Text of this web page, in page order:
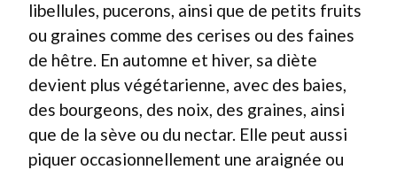
libellules, pucerons, ainsi que de petits fruits
ou graines comme des cerises ou des faines
de hêtre. En automne et hiver, sa diète
devient plus végétarienne, avec des baies,
des bourgeons, des noix, des graines, ainsi
que de la sève ou du nectar. Elle peut aussi
piquer occasionnellement une araignée ou